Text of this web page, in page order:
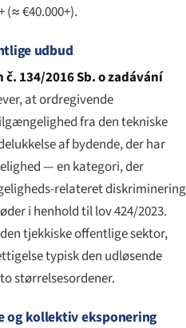
(≈ €40.000+).
udbud
č. 134/2016 Sb. o zadávání
at ordregivende
fra den tekniske
af bydende, der har
— en kategori, der
relateret diskriminering
i henhold til lov 424/2023.
tjekkiske offentlige sektor,
typisk den udløsende
størrelsesordener.
og kollektiv eksponering